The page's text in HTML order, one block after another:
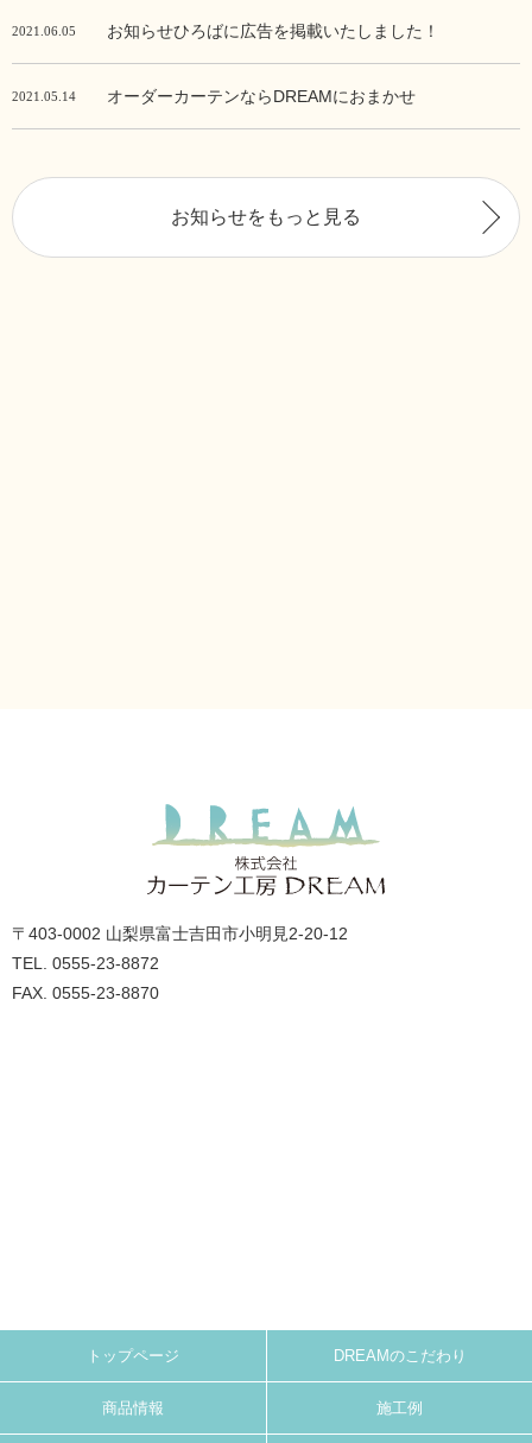
2021.06.05 お知らせひろばに広告を掲載いたしました！
2021.05.14 オーダーカーテンならDREAMにおまかせ
お知らせをもっと見る
〒403-0002 山梨県富士吉田市小明見2-20-12
TEL. 0555-23-8872
FAX. 0555-23-8870
トップページ DREAMのこだわり
商品情報 施工例